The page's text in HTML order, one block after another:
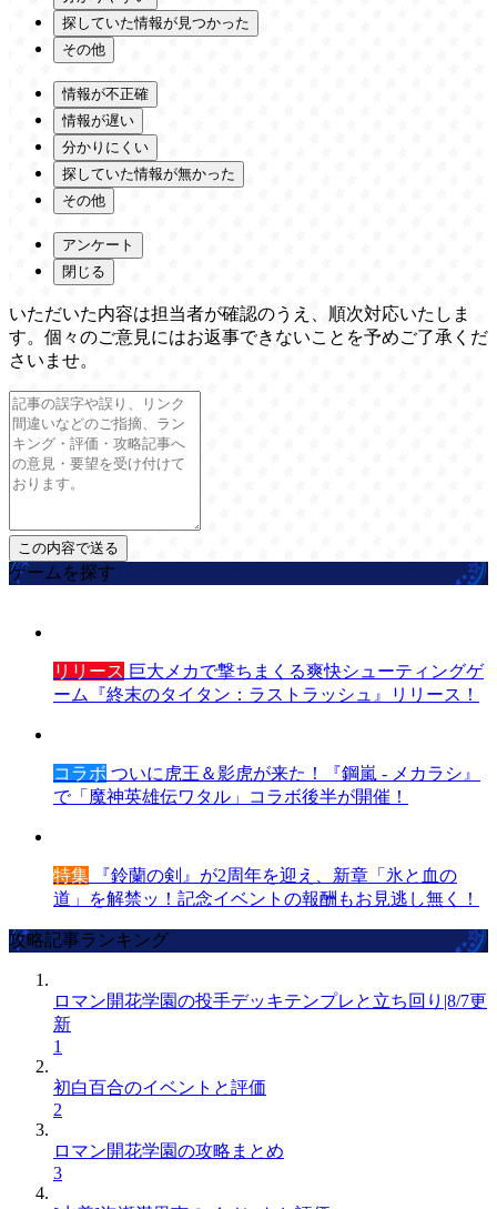
探していた情報が見つかった
その他
情報が不正確
情報が遅い
分かりにくい
探していた情報が無かった
その他
アンケート
閉じる
いただいた内容は担当者が確認のうえ、順次対応いたしま
す。個々のご意見にはお返事できないことを予めご了承くだ
さいませ。
ゲームを探す
リリース 巨大メカで撃ちまくる爽快シューティングゲ
ーム『終末のタイタン：ラストラッシュ』リリース！
コラボ ついに虎王＆影虎が来た！『鋼嵐 - メカラシ』
で「魔神英雄伝ワタル」コラボ後半が開催！
特集 『鈴蘭の剣』が2周年を迎え、新章「氷と血の
道」を解禁ッ！記念イベントの報酬もお見逃し無く！
攻略記事ランキング
ロマン開花学園の投手デッキテンプレと立ち回り|8/7更
新
1
初白百合のイベントと評価
2
ロマン開花学園の攻略まとめ
3